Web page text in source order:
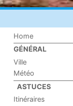
Home
GÉNÉRAL
Ville
Météo
ASTUCES
Itinéraires